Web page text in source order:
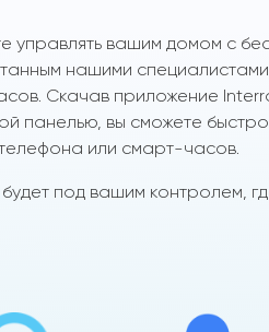
управлять вашим домом с
нашими специалистами
Скачав приложение
панелью, вы сможете
или смарт-часов.
под вашим контролем,